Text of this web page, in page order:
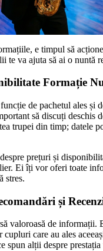
e timpul să
te va ajuta să ai o nuntă
Formație
de pachetul ales și
să discuți deschis
trupei din timp; datele
prețuri și
Ei îți vor oferi toate
stres.
și
valoroasă de informații.
cupluri care au ales
spun alții despre prestația